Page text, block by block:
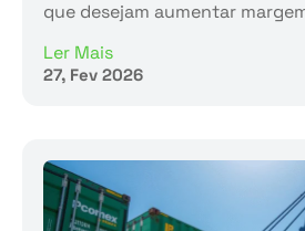
que desejam aumentar
Ler Mais
27, Fev 2026